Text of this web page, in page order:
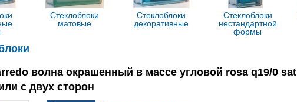
Стеклоблоки
матовые
Стеклоблоки
декоративные
Стеклоблоки
нестандартной
формы
волна окрашенный в массе угловой rosa q19/0 sat
с двух сторон